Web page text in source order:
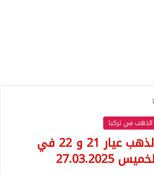
الذهب في تركيا
أسعار جرام الذهب عيار 21 و 22 في